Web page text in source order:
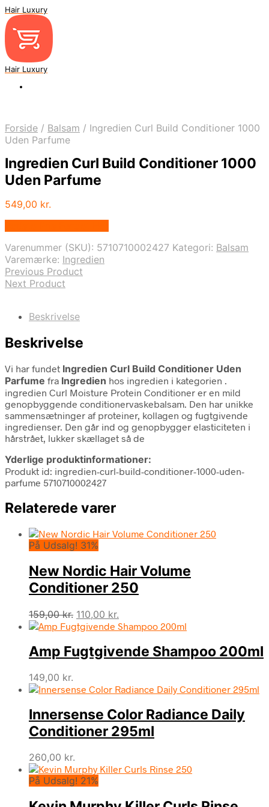
Hair Luxury
Hair Luxury
Forside / Balsam / Ingredien Curl Build Conditioner 1000
Uden Parfume
Ingredien Curl Build Conditioner 1000
Uden Parfume
549,00 kr.
Varenummer (SKU): 5710710002427 Kategori: Balsam
Varemærke: Ingredien
Previous Product
Next Product
Beskrivelse
Beskrivelse
Vi har fundet Ingredien Curl Build Conditioner Uden
Parfume fra Ingredien hos ingredien i kategorien .
ingredien Curl Moisture Protein Conditioner er en mild
genopbyggende conditionervaskebalsam. Den har unikke
sammensætninger af proteiner, kollagen og fugtgivende
ingredienser. Den går ind og genopbygger elasticiteten i
hårstrået, lukker skællaget så de
Yderlige produktinformationer:
Produkt id: ingredien-curl-build-conditioner-1000-uden-
parfume 5710710002427
Relaterede varer
På Udsalg! 31%
New Nordic Hair Volume
Conditioner 250
159,00kr. Den
oprindelige
var:
159,00 kr..
110,00 kr.
aktuelle
er:
110,00 kr..
Amp Fugtgivende Shampoo 200ml
149,00 kr.
Innersense Color Radiance Daily
Conditioner 295ml
260,00 kr.
På Udsalg! 21%